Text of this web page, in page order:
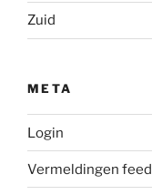
Zuid
META
Login
Vermeldingen feed